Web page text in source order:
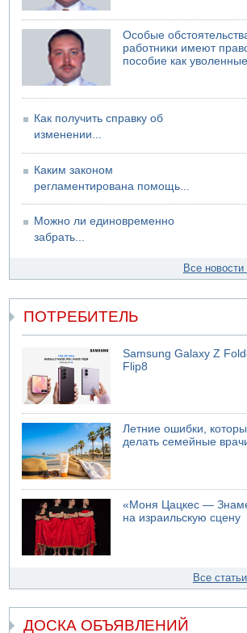
Трое убитых в результате российской
Киеву
07.08.2026 20:43
Поножовщина в Тайбе: 3 мужчин
07.08.2026 20:41
Ynet: "Хизбалла" запустила БПЛА со
силам ЦАХАЛ
07.08.2026 19:16
ДТП в Ашдоде: тяжело ранены двое
07.08.2026 19:14
Скончался водитель, врезавшийся в
Иерусалиме
Особые
работники имеют
пособие как уволенные
Как получить справку об
изменении...
Каким законом
регламентирована помощь...
Можно ли единовременно
забрать...
Все новости
ПОТРЕБИТЕЛЬ
Samsung Galaxy Z
Flip8
Летние ошибки,
делать семейные
«Моня Цацкес —
на израильскую сцену
Все
ДОСКА ОБЪЯВЛЕНИЙ